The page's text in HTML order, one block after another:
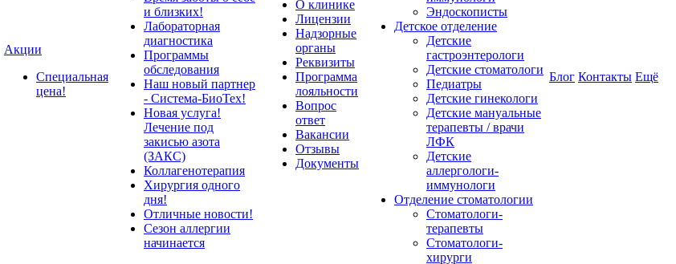
Акции
Специальная
цена!
и близких!
Лабораторная
диагностика
Программы
обследования
Наш новый партнер
- Система-БиоТех!
Новая услуга!
Лечение под
закисью азота
(ЗАКС)
Коллагенотерапия
Хирургия одного
дня!
Отличные новости!
Сезон аллергии
начинается
О клинике
Лицензии
Надзорные
органы
Реквизиты
Программа
лояльности
Вопрос
ответ
Вакансии
Отзывы
Документы
Эндоскописты
Детское отделение
Детские
гастроэнтерологи
Детские стоматологи
Педиатры
Детские гинекологи
Детские мануальные
терапевты / врачи
ЛФК
Детские
аллергологи-
иммунологи
Отделение стоматологии
Стоматологи-
терапевты
Стоматологи-
хирурги
Блог Контакты Ещё